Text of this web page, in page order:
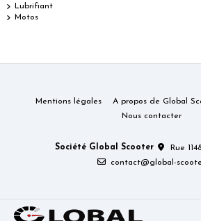
Lubrifiant
Motos
Mentions légales A propos de Global
Nous contacter
Société Global Scooter
Rue
contact@global-